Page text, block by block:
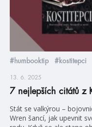
#humbooktip #kostitepci
13. 6. 2025
7 nejlepších citátů z
Stát se valkýrou –
Wren šancí, jak upevnit